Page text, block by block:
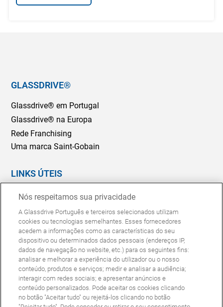
GLASSDRIVE®
Glassdrive® em Portugal
Glassdrive® na Europa
Rede Franchising
Uma marca Saint-Gobain
LINKS ÚTEIS
Marcação Online
Seguradoras e gestores de frotas
Reparação ou substituição?
Perguntas Frequentes
Política de CookiesPolítica de Privacidade
© Copyright Glassdrive. Todos os direitos reservados | 2025
Nós respeitamos sua privacidade
A Glassdrive Português e terceiros selecionados utilizam
cookies ou tecnologias semelhantes. Esses fornecedores
acedem a informações como as características do seu
dispositivo ou determinados dados pessoais (endereços IP,
dados de navegação no website, etc.) para os seguintes fins:
analisar e melhorar a experiência do utilizador ou o nosso
conteúdo, produtos e serviços; medir e analisar a audiência;
interagir com redes sociais; e apresentar anúncios e
conteúdo personalizados. Pode aceitar os cookies clicando
no botão "Aceitar tudo" ou rejeitá-los clicando no botão